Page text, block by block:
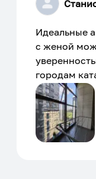
Идеальные
с женой
городам
только в
отличном
человек,